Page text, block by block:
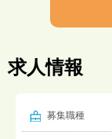
求人情報
募集職種